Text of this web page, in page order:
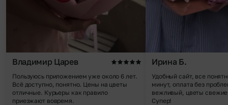
Владимир Царев
Пользуюсь приложением уже около 6 лет.
Всё доступно, понятно. Цены на цветы
отличные. Курьеры как правило
приезжают вовремя.
Ирина Б.
Удобный сайт, все
минут, оплата без
вежливый, цветы
Супер!